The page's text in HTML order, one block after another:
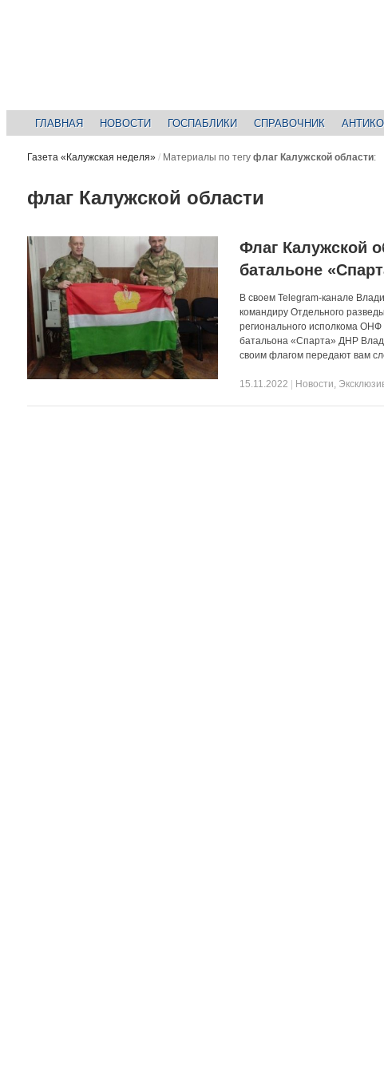
ГЛАВНАЯ НОВОСТИ ГОСПАБЛИКИ СПРАВОЧНИК
Газета «Калужская неделя» / Материалы по тегу флаг Калужской области:
флаг Калужской области
Флаг Калужской
батальоне
В своем Telegram-канале
командиру Отдельного
регионального исполкома
батальона «Спарта» ДНР
своим флагом передают вам
15.11.2022 Новости,